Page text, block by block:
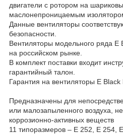
двигатели с ротором на
маслонепроницаемым
Данные вентиляторы
безопасности.
Вентиляторы модельного ряда
на российском рынке.
В комплект поставки входит
гарантийный талон.
Гарантия на вентиляторы E Black
Предназначены для
или малозапыленного воздуха,
коррозионно-активных веществ
11 типоразмеров – E 252, E 254,